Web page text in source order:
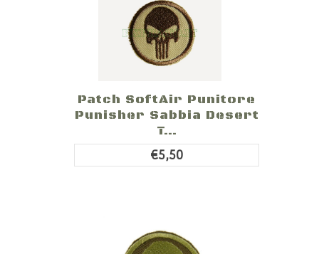
Patch SoftAir Punitore
Punisher Sabbia Desert
T...
€5,50